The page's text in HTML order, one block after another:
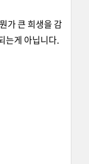
가 큰 희생을 감
는게 아닙니다.